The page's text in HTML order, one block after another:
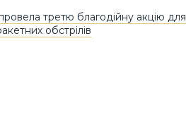
третю благодійну акцію для
обстрілів